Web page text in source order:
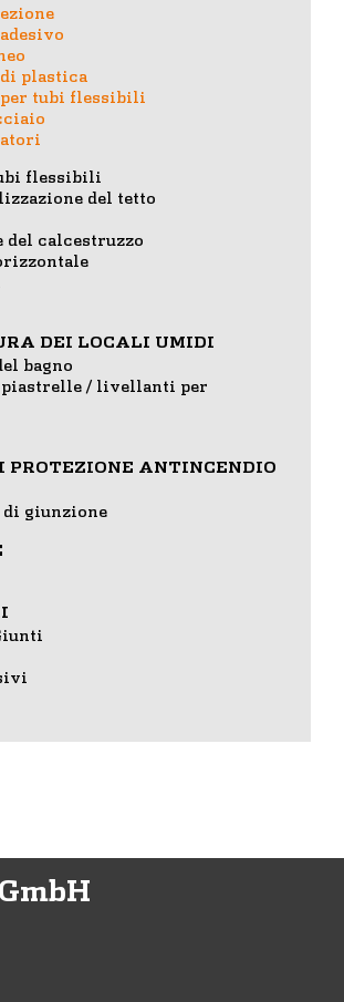
plastica
tubi flessibili
flessibili
del tetto
del calcestruzzo
DEI LOCALI UMIDI
bagno
/ livellanti per
PROTEZIONE ANTINCENDIO
giunzione